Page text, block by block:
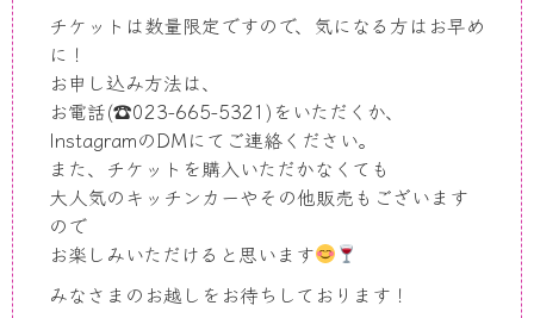
チケットは数量限定ですので、気になる方はお早め
に！
お申し込み方法は、
お電話(☎︎023-665-5321)をいただくか、
InstagramのDMにてご連絡ください。
また、チケットを購入いただかなくても
大人気のキッチンカーやその他販売もございます
ので
お楽しみいただけると思います
みなさまのお越しをお待ちしております！